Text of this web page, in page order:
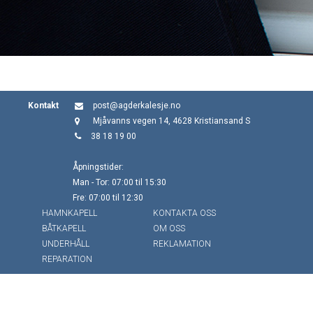
Kontakt
post@agderkalesje.no
Mjåvanns vegen 14, 4628 Kristiansand S
38 18 19 00
Åpningstider:
Man - Tor: 07:00 til 15:30
Fre: 07:00 til 12:30
HAMNKAPELL
BÅTKAPELL
UNDERHÅLL
REPARATION
KONTAKTA OSS
OM OSS
REKLAMATION